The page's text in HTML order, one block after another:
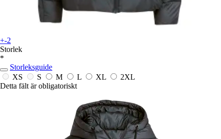
+-2
Storlek
*
Storleksguide
XS
S M L XL
2XL
Detta fält är obligatoriskt